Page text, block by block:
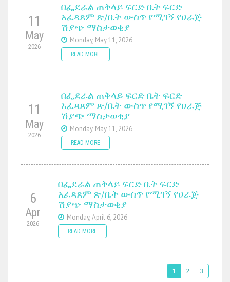
11
May
2026
በፌደራል ጠቅላይ ፍርድ ቤት ፍርድ
አፈጻጸም ጽ/ቤት ውስጥ የሚገኝ የሀራጅ
ሽያጭ ማስታወቂያ
Monday, May 11, 2026
READ MORE
11
May
2026
በፌደራል ጠቅላይ ፍርድ ቤት ፍርድ
አፈጻጸም ጽ/ቤት ውስጥ የሚገኝ የሀራጅ
ሽያጭ ማስታወቂያ
Monday, May 11, 2026
READ MORE
6
Apr
2026
በፌደራል ጠቅላይ ፍርድ ቤት ፍርድ
አፈጻጸም ጽ/ቤት ውስጥ የሚገኝ የሀራጅ
ሽያጭ ማስታወቂያ
Monday, April 6, 2026
READ MORE
1 2 3